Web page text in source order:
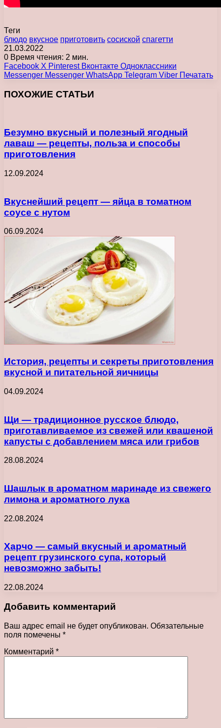
Теги
блюдо вкусное приготовить сосиской спагетти
21.03.2022
0 Время чтения: 2 мин.
Facebook X Pinterest Вконтакте Одноклассники
Messenger Messenger WhatsApp Telegram Viber Печатать
ПОХОЖИЕ СТАТЬИ
Безумно вкусный и полезный ягодный
лаваш — рецепты, польза и способы
приготовления
12.09.2024
Вкуснейший рецепт — яйца в томатном
соусе с нутом
06.09.2024
История, рецепты и секреты приготовления
вкусной и питательной яичницы
04.09.2024
Щи — традиционное русское блюдо,
приготавливаемое из свежей или квашеной
капусты с добавлением мяса или грибов
28.08.2024
Шашлык в ароматном маринаде из свежего
лимона и ароматного лука
22.08.2024
Харчо — самый вкусный и ароматный
рецепт грузинского супа, который
невозможно забыть!
22.08.2024
Добавить комментарий
Ваш адрес email не будет опубликован. Обязательные
поля помечены *
Комментарий *